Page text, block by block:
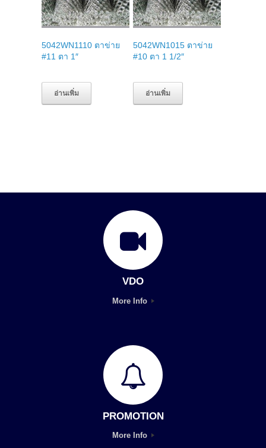
5042WN1110 ตาข่าย
#11 ตา 1″
อ่านเพิ่ม
5042WN1015 ตาข่าย
#10 ตา 1 1/2″
อ่านเพิ่ม
VDO
More Info
PROMOTION
More Info